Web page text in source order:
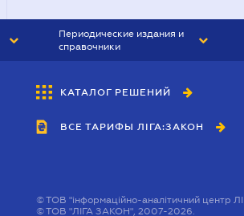
Периодические издания и
справочники
БУХГАЛТЕР&ЗАКОН
ВЕСТНИК МСФО
КАТАЛОГ РЕШЕНИЙ
ВСЕ ТАРИФЫ ЛІГА:ЗАКОН
©ТОВ "інформаційно-аналітичний центр
©ТОВ "ЛІГА ЗАКОН", 2007-2026.